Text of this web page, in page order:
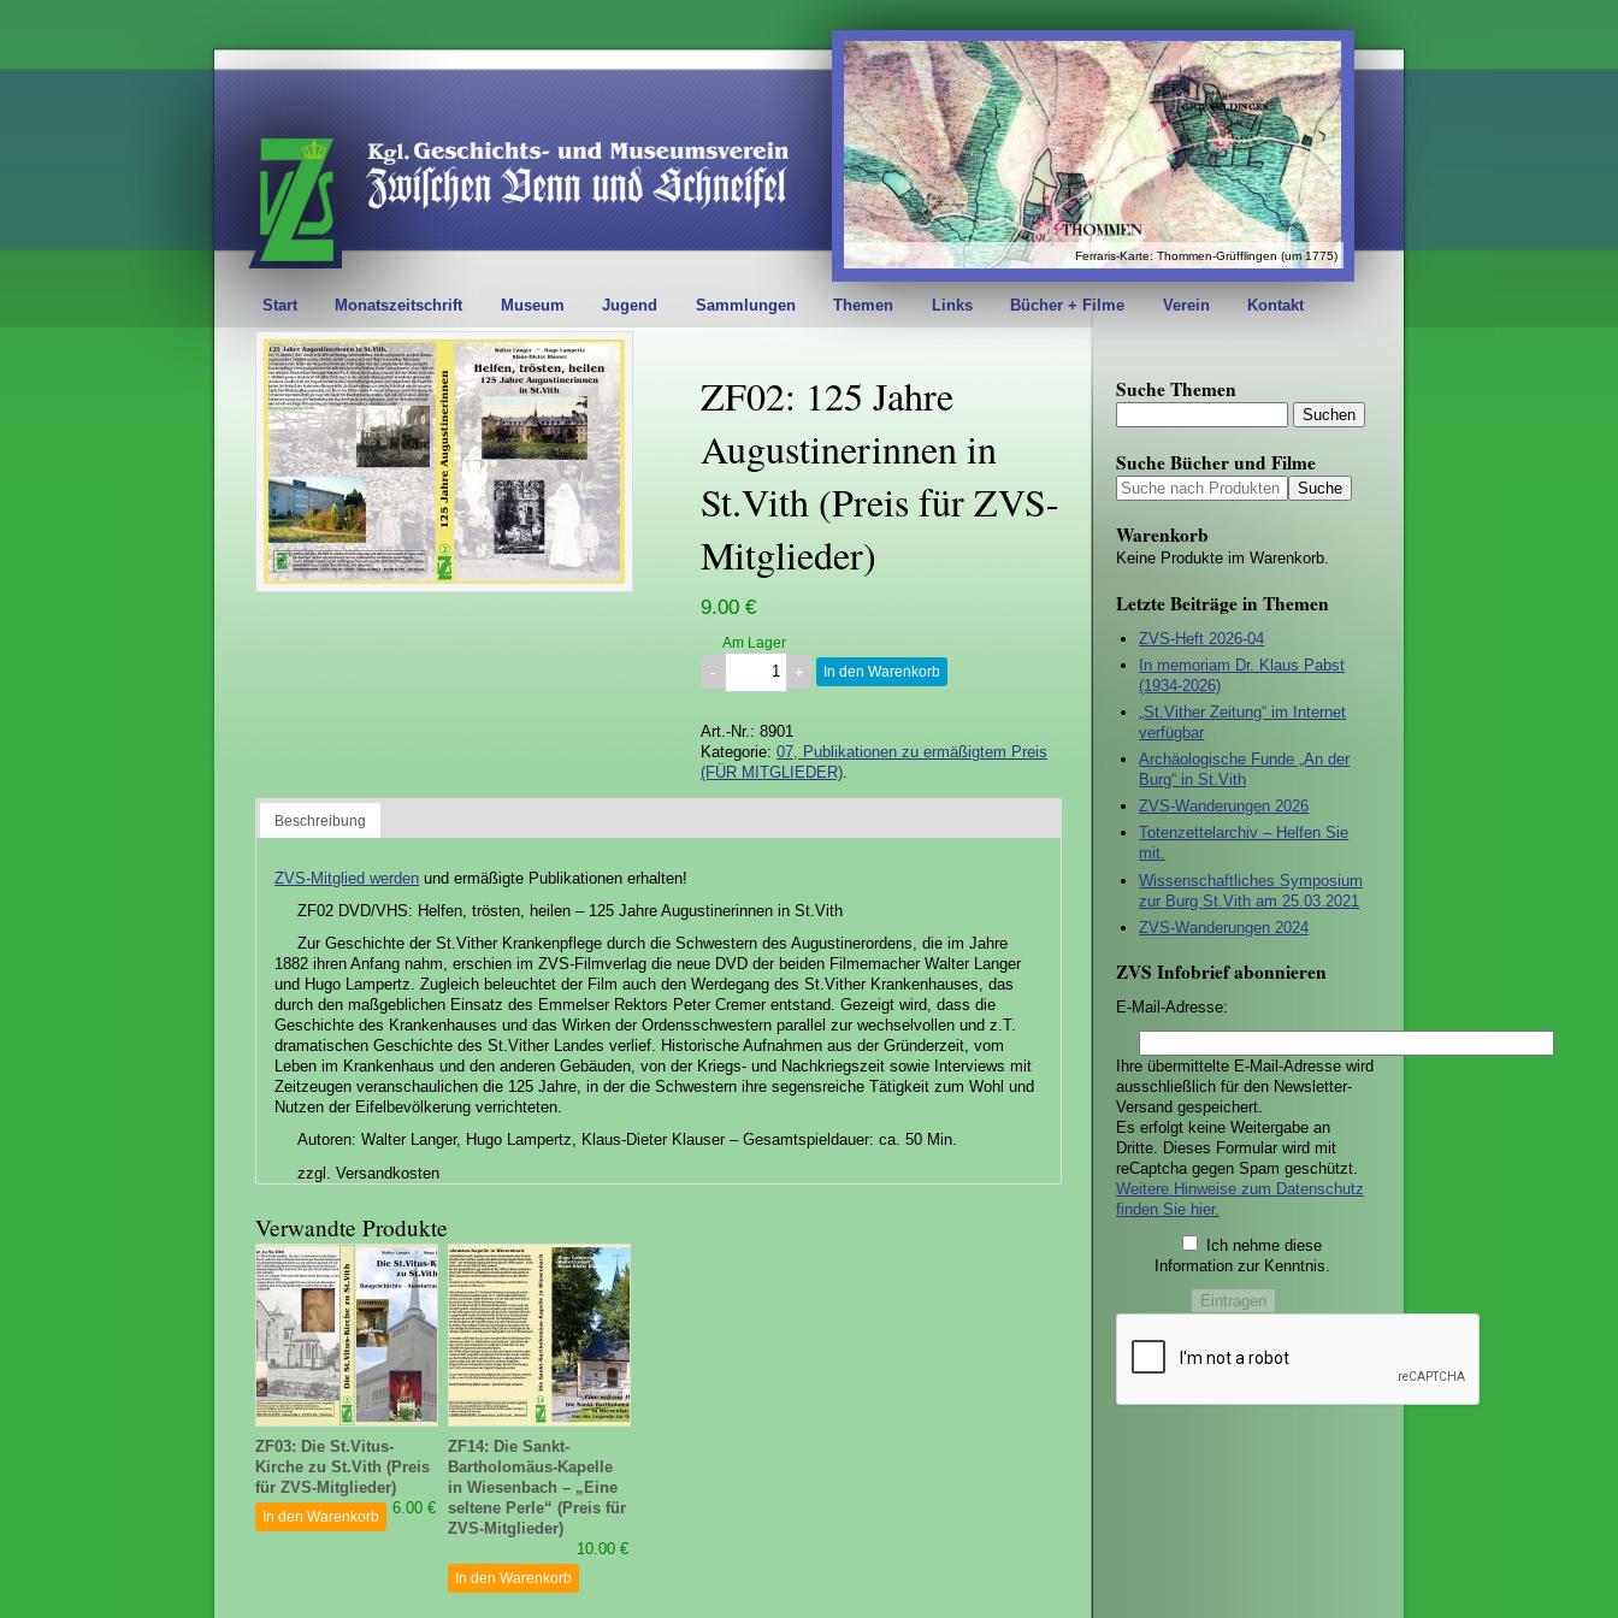
Ferraris-Karte: Thommen-Grüfflingen (um 1775)
Start Monatszeitschrift Museum Jugend Sammlungen Themen Links Bücher + Filme Verein Kontakt
ZF02: 125 Jahre
Augustinerinnen in
St.Vith (Preis für ZVS-
Mitglieder)
9.00 €
Am Lager
In den Warenkorb
Art.-Nr.: 8901
Kategorie: 07, Publikationen zu ermäßigtem Preis
(FÜR MITGLIEDER)
Beschreibung
ZVS-Mitglied werden und ermäßigte Publikationen erhalten!
ZF02 DVD/VHS: Helfen, trösten, heilen – 125 Jahre Augustinerinnen in St.Vith
Zur Geschichte der St.Vither Krankenpflege durch die Schwestern des Augustinerordens, die im Jahre
1882 ihren Anfang nahm, erschien im ZVS-Filmverlag die neue DVD der beiden Filmemacher Walter Langer
und Hugo Lampertz. Zugleich beleuchtet der Film auch den Werdegang des St.Vither Krankenhauses, das
durch den maßgeblichen Einsatz des Emmelser Rektors Peter Cremer entstand. Gezeigt wird, dass die
Geschichte des Krankenhauses und das Wirken der Ordensschwestern parallel zur wechselvollen und z.T.
dramatischen Geschichte des St.Vither Landes verlief. Historische Aufnahmen aus der Gründerzeit, vom
Leben im Krankenhaus und den anderen Gebäuden, von der Kriegs- und Nachkriegszeit sowie Interviews mit
Zeitzeugen veranschaulichen die 125 Jahre, in der die Schwestern ihre segensreiche Tätigkeit zum Wohl und
Nutzen der Eifelbevölkerung verrichteten.
Autoren: Walter Langer, Hugo Lampertz, Klaus-Dieter Klauser – Gesamtspieldauer: ca. 50 Min.
zzgl. Versandkosten
Verwandte Produkte
ZF03: Die St.Vitus-
Kirche zu St.Vith (Preis
für ZVS-Mitglieder)
6.00 €
In den Warenkorb
ZF14: Die Sankt-
Bartholomäus-Kapelle
in Wiesenbach – „Eine
seltene Perle“ (Preis für
ZVS-Mitglieder)
10.00 €
In den Warenkorb
Suche Themen
Suche Bücher und Filme
Warenkorb
Keine Produkte im Warenkorb.
Letzte Beiträge in Themen
ZVS-Heft 2026-04
In memoriam Dr. Klaus Pabst
(1934-2026)
„St.Vither Zeitung“ im Internet
verfügbar
Archäologische Funde „An der
Burg“ in St.Vith
ZVS-Wanderungen 2026
Totenzettelarchiv – Helfen Sie
mit.
Wissenschaftliches Symposium
zur Burg St.Vith am 25.03.2021
ZVS-Wanderungen 2024
ZVS Infobrief abonnieren
E-Mail-Adresse:
Ihre übermittelte E-Mail-Adresse wird
ausschließlich für den Newsletter-
Versand gespeichert.
Es erfolgt keine Weitergabe an
Dritte. Dieses Formular wird mit
reCaptcha gegen Spam geschützt.
Weitere Hinweise zum Datenschutz
finden Sie hier.
Ich nehme diese
Information zur Kenntnis.